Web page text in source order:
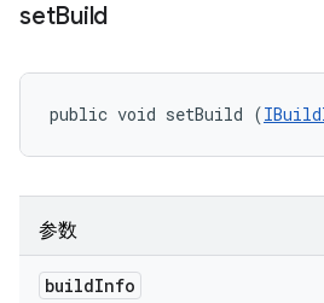
setBuild
public void setBuild (
参数
buildInfo